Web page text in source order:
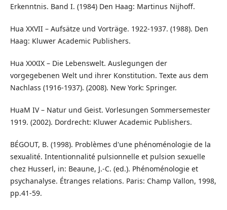
Erkenntnis. Band I. (1984) Den Haag: Martinus Nijhoff.
Hua XXVII – Aufsätze und Vorträge. 1922-1937. (1988). Den
Haag: Kluwer Academic Publishers.
Hua XXXIX – Die Lebenswelt. Auslegungen der
vorgegebenen Welt und ihrer Konstitution. Texte aus dem
Nachlass (1916-1937). (2008). New York: Springer.
HuaM IV – Natur und Geist. Vorlesungen Sommersemester
1919. (2002). Dordrecht: Kluwer Academic Publishers.
BÉGOUT, B. (1998). Problèmes d'une phénoménologie de la
sexualité. Intentionnalité pulsionnelle et pulsion sexuelle
chez Husserl, in: Beaune, J.-C. (ed.). Phénoménologie et
psychanalyse. Étranges relations. Paris: Champ Vallon, 1998,
pp.41-59.